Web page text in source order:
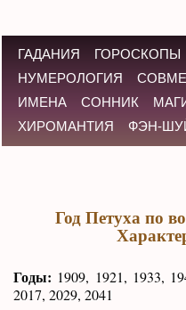
ГАДАНИЯ ГОРОСКОПЫ
НУМЕРОЛОГИЯ
ИМЕНА
СОННИК
ХИРОМАНТИЯ
ФЭН-
Год Петуха по
Годы: 1909, 1921, 1933,
2017, 2029, 2041